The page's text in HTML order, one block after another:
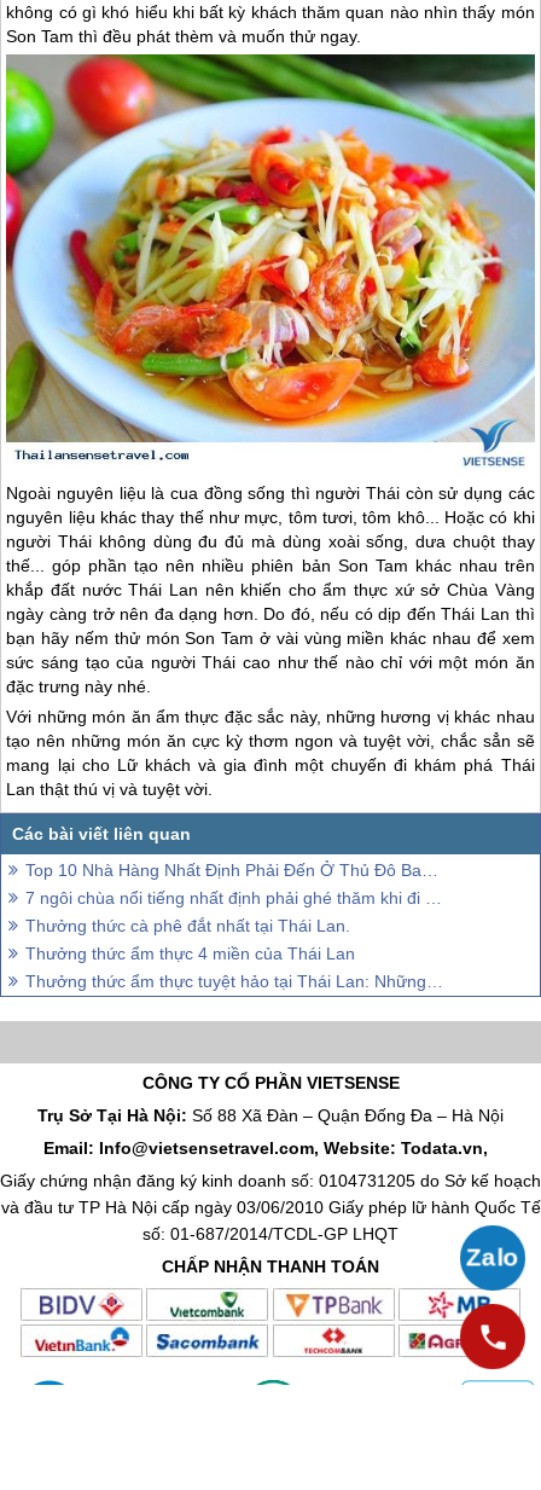
không có gì khó hiểu khi bất kỳ khách thăm quan nào nhìn thấy món
Son Tam thì đều phát thèm và muốn thử ngay.
Ngoài nguyên liệu là cua đồng sống thì người Thái còn sử dụng các
nguyên liệu khác thay thế như mực, tôm tươi, tôm khô... Hoặc có khi
người Thái không dùng đu đủ mà dùng xoài sống, dưa chuột thay
thế... góp phần tạo nên nhiều phiên bản Son Tam khác nhau trên
khắp đất nướcThái Lan nên khiến cho ẩm thực xứ sở Chùa Vàng
ngày càng trở nên đa dạng hơn. Do đó, nếu có dịp đếnThái Lan thì
bạn hãy nếm thử món Son Tam ở vài vùng miền khác nhau để xem
sức sáng tạo của người Thái cao như thế nào chỉ với một món ăn
đặc trưng này nhé.
Với những món ăn ẩm thực đặc sắc này, những hương vị khác nhau
tạo nên những món ăn cực kỳ thơm ngon và tuyệt vời, chắc sẳn sẽ
mang lại cho Lữ khách và gia đình một chuyến đi khám phá Thái
Lan thật thú vị và tuyệt vời.
Top 10 Nhà Hàng Nhất Định Phải Đến Ở Thủ Đô Bangkok
7 ngôi chùa nổi tiếng nhất định phải ghé thăm khi đi Thái Lan
Thưởng thức cà phê đắt nhất tại Thái Lan.
Thưởng thức ẩm thực 4 miền của Thái Lan
Thưởng thức ẩm thực tuyệt hảo tại Thái Lan: Những món đặc trưng hấp dẫn
CÔNG TY CỔ PHẦN VIETSENSE
Trụ Sở Tại Hà Nội: Số 88 Xã Đàn – Quận Đống Đa – Hà Nội
Email: Info@vietsensetravel.com, Website: Todata.vn,
Giấy chứng nhận đăng ký kinh doanh số: 0104731205 do Sở kế hoạch
và đầu tư TP Hà Nội cấp ngày 03/06/2010 Giấy phép lữ hành Quốc Tế
số: 01-687/2014/TCDL-GP LHQT
CHẤP NHẬN THANH TOÁN